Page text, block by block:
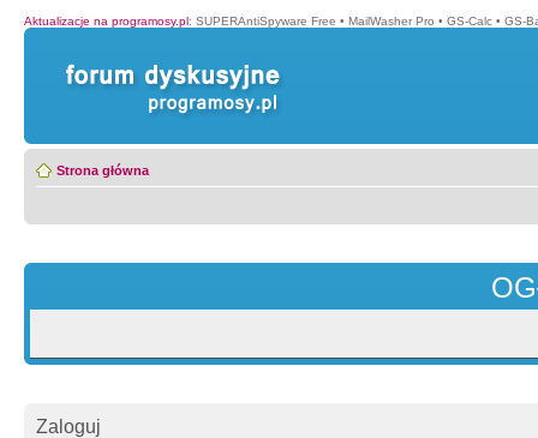
Aktualizacje na programosy.pl: SUPERAntiSpyware Free • MailWasher Pro • GS-Calc • GS-
Strona główna
Zaloguj